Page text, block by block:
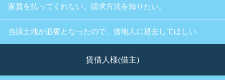
家賃を払ってくれない。請求方法を知りたい。
当該土地が必要となったので、借地人に退去してほしい
賃借人様(借主)